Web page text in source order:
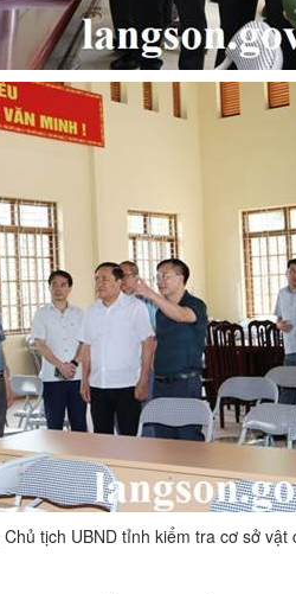
tịch UBND tỉnh kiểm tra cơ sở vật